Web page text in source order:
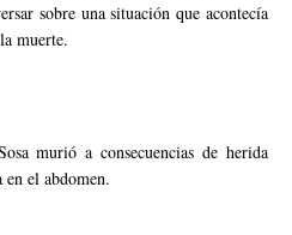
sobre una situación que acontecía
muerte.
murió a consecuencias de herida
el abdomen.